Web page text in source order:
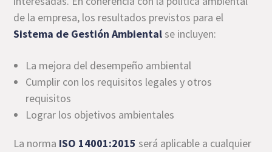
de la empresa, los resultados previstos para el
Sistema de Gestión Ambientalse incluyen:
La mejora del desempeño ambiental
Cumplir con los requisitos legales y otros
requisitos
Lograr los objetivos ambientales
La norma ISO 14001:2015 será aplicable a cualquier